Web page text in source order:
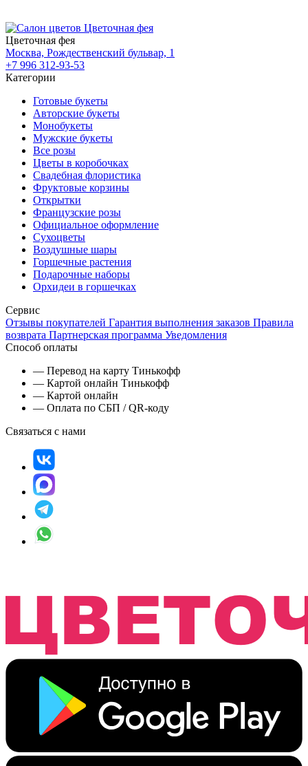
Цветочная фея
Москва, Рождественский бульвар, 1
+7 996 312-93-53
Категории
Готовые букеты
Авторские букеты
Монобукеты
Мужские букеты
Все розы
Цветы в коробочках
Свадебная флористика
Фруктовые корзины
Открытки
Французские розы
Официальное оформление
Сухоцветы
Воздушные шары
Горшечные растения
Подарочные наборы
Орхидеи в горшечках
Сервис
Отзывы покупателей Гарантия выполнения заказов Правила
возврата Партнерская программа Уведомления
Способ оплаты
— Перевод на карту Тинькофф
— Картой онлайн Тинькофф
— Картой онлайн
— Оплата по СБП / QR-коду
Связаться с нами